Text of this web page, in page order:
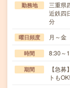
勤務地
三重県
近鉄四
分
曜日頻度 月～金
時間 8:30～
期間
【急
トも